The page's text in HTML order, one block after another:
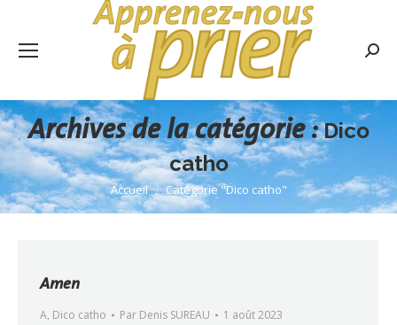
Archives de la catégorie :Dico
catho
Vous êtes ici :
Accueil Catégorie "Dico catho"
Amen
A, Dico catho Par Denis SUREAU 1 août 2023